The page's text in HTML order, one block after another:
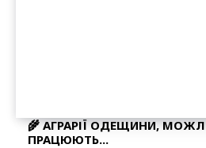
🌾 АГРАРІЇ ОДЕЩИНИ,
ПРАЦЮЮТЬ...